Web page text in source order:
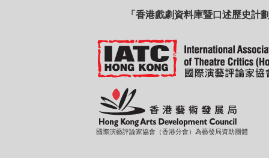
「香港戲劇資料庫暨口述歷史計
國際演藝評論家協會（香港分會）為藝發局資助團體